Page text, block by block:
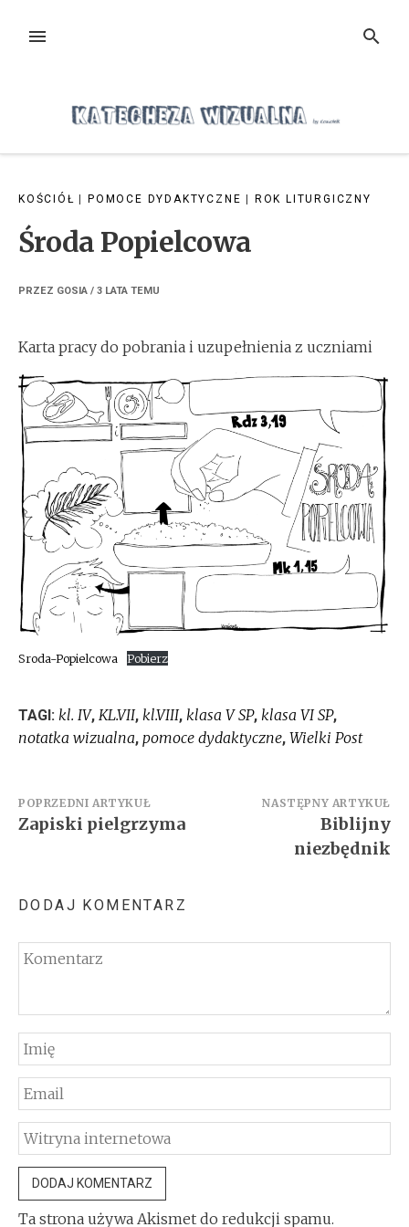
MENU SZUKAJ
KOŚCIÓŁ POMOCE DYDAKTYCZNE ROK LITURGICZNY
Środa Popielcowa
PRZEZ GOSIA / 3 LATA TEMU
Karta pracy do pobrania i uzupełnienia z uczniami
Sroda-Popielcowa Pobierz
TAGI: kl. IV, KL.VII, kl.VIII, klasa V SP, klasa VI SP,
notatka wizualna, pomoce dydaktyczne, Wielki Post
Nawigacja
wpisu
POPRZEDNI ARTYKUŁ
Zapiski pielgrzyma
NASTĘPNY ARTYKUŁ
Biblijny
niezbędnik
DODAJ KOMENTARZ
Ta strona używa Akismet do redukcji spamu.